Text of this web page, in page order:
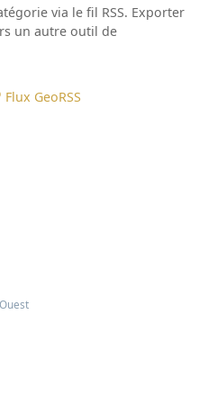
via le fil RSS. Exporter
un autre outil de
Flux GeoRSS